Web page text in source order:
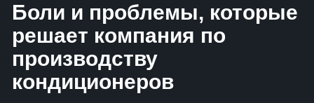
Боли и проблемы, которые
решает компания по
производству
кондиционеров